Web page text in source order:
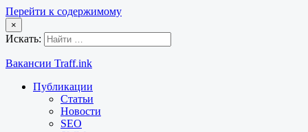
Перейти к содержимому
×
Искать:
Вакансии Traff.ink
Публикации
Статьи
Новости
SEO